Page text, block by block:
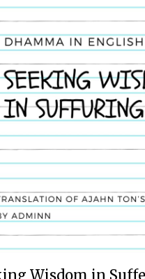
Wisdom in